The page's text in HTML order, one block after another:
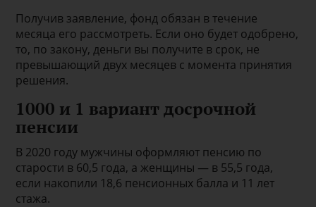
Получив заявление, фонд обязан в течение
месяца его рассмотреть. Если оно будет одобрено,
то, по закону, деньги вы получите в срок, не
превышающий двух месяцев с момента принятия
решения.
1000 и 1 вариант досрочной
пенсии
В 2020 году мужчины оформляют пенсию по
старости в 60,5 года, а женщины — в 55,5 года,
если накопили 18,6 пенсионных балла и 11 лет
стажа.